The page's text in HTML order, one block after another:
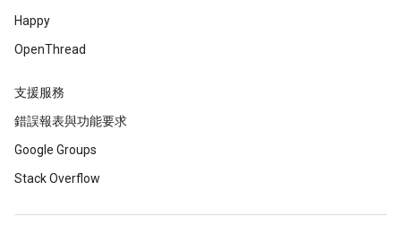
Happy
OpenThread
支援服務
錯誤報表與功能要求
Google Groups
Stack Overflow